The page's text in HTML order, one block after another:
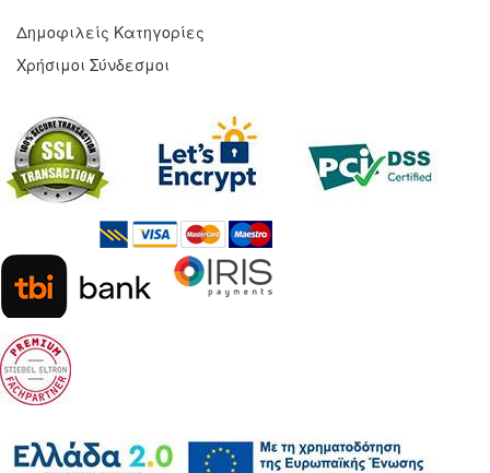
Δημοφιλείς Κατηγορίες
Χρήσιμοι Σύνδεσμοι